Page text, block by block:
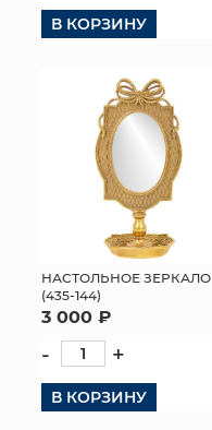
В КОРЗИНУ
НАСТОЛЬНОЕ ЗЕРКАЛО
(435-144)
3 000 ₽
- +
В КОРЗИНУ